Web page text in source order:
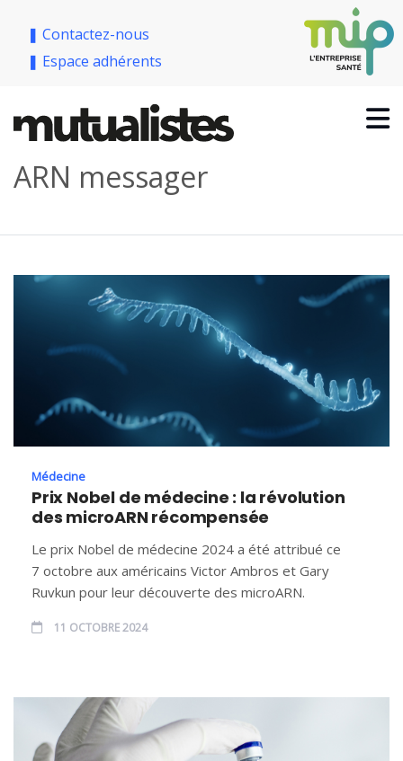
❚ Contactez-nous
❚ Espace adhérents
ARN messager
Médecine
Prix Nobel de médecine : la révolution
des microARN récompensée
Le prix Nobel de médecine 2024 a été attribué ce
7 octobre aux américains Victor Ambros et Gary
Ruvkun pour leur découverte des microARN.
11 OCTOBRE 2024